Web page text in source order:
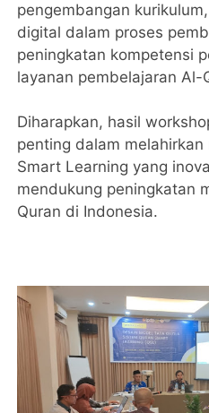
pengembangan
digital dalam proses
peningkatan kompetensi
layanan pembelajaran Al-
‎Diharapkan, hasil
penting dalam
Smart Learning yang
mendukung peningkatan
Quran di Indonesia.